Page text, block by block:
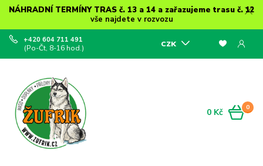
NÁHRADNÍ TERMÍNY TRAS č. 13 a 14 a zařazujeme trasu č. 12
vše najdete v rozvozu
CZK
+420 604 711 491
(Po-Čt, 8-16 hod.)
0
0 Kč